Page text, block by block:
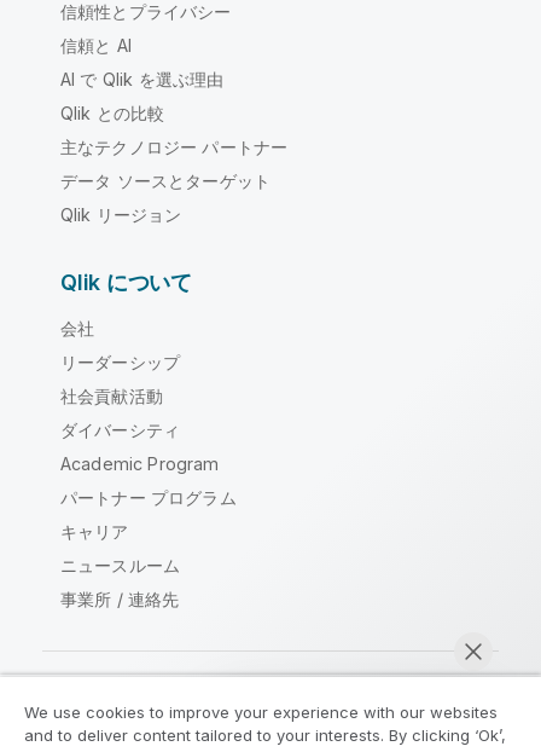
信頼性とプライバシー
信頼と AI
AI で Qlik を選ぶ理由
Qlik との比較
主なテクノロジー パートナー
データ ソースとターゲット
Qlik リージョン
Qlik について
会社
リーダーシップ
社会貢献活動
ダイバーシティ
Academic Program
パートナー プログラム
キャリア
ニュースルーム
事業所 / 連絡先
Qlik コミュニティ
We use cookies to improve your experience with our websites
and to deliver content tailored to your interests. By clicking ‘Ok’,